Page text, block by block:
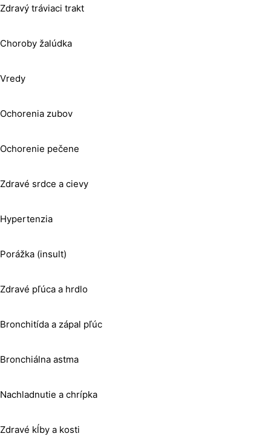
Zdravý tráviaci trakt
Choroby žalúdka
Vredy
Ochorenia zubov
Ochorenie pečene
Zdravé srdce a cievy
Hypertenzia
Porážka (insult)
Zdravé pľúca a hrdlo
Bronchitída a zápal pľúc
Bronchiálna astma
Nachladnutie a chrípka
Zdravé kĺby a kosti